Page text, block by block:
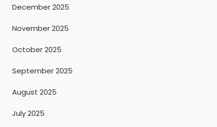
December 2025
November 2025
October 2025
September 2025
August 2025
July 2025